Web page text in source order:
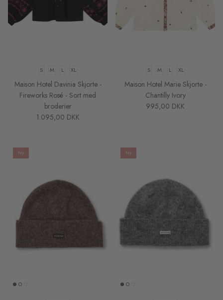
Sibin Linnebjerg
Soft Rebels
Sneaky Fox
Haute L'Amitie Maxi Split Logo Sweat
695,00 DKK
S M L XL
Maison Hotel Davinia Skjorte -
Fireworks Rosé - Sort med
broderier
1.095,00 DKK
S M L XL
Maison Hotel Marie Skjorte -
Chantilly Ivory
995,00 DKK
Ny Ny